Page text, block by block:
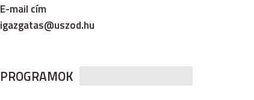
E-mail cím
igazgatas@uszod.hu
PROGRAMOK